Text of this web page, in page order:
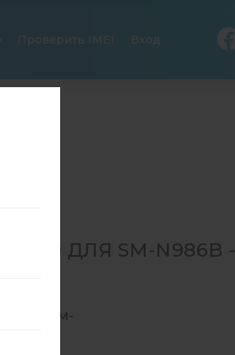
Проверить IMEI Вход
ДЛЯ SM-N986B -
SM-